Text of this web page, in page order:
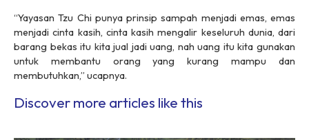
“Yayasan Tzu Chi punya prinsip sampah menjadi emas, emas
menjadi cinta kasih, cinta kasih mengalir keseluruh dunia, dari
barang bekas itu kita jual jadi uang, nah uang itu kita gunakan
untuk membantu orang yang kurang mampu dan
membutuhkan,” ucapnya.
Discover more articles like this